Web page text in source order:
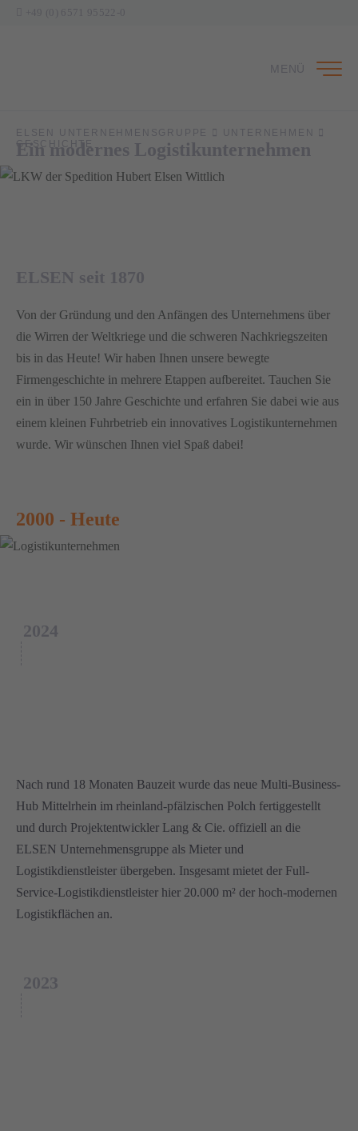
MENÜ
ELSEN UNTERNEHMENSGRUPPE
UNTERNEHMEN
GESCHICHTE
1
Ein modernes Logistikunternehmen
ELSEN seit 1870
Von der Gründung und den Anfängen des Unternehmens über
die Wirren der Weltkriege und die schweren Nachkriegszeiten
bis in das Heute! Wir haben Ihnen unsere bewegte
Firmengeschichte in mehrere Etappen aufbereitet. Tauchen Sie
ein in über 150 Jahre Geschichte und erfahren Sie dabei wie aus
einem kleinen Fuhrbetrieb ein innovatives Logistikunternehmen
wurde. Wir wünschen Ihnen viel Spaß dabei!
1
2000 - Heute
2024
Nach rund 18 Monaten Bauzeit wurde das neue Multi-Business-
Hub Mittelrhein im rheinland-pfälzischen Polch fertiggestellt
und durch Projektentwickler Lang & Cie. offiziell an die
ELSEN Unternehmensgruppe als Mieter und
Logistikdienstleister übergeben. Insgesamt mietet der Full-
Service-Logistikdienstleister hier 20.000 m² der hoch-modernen
Logistikflächen an.
2023